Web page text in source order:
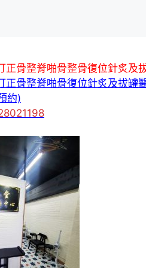
正骨整脊啪骨整骨復位針炙及
正骨整脊啪骨復位針炙及拔罐
約)